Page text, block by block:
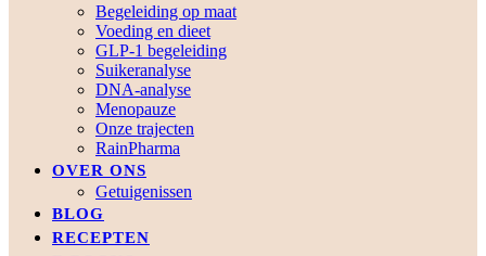
Begeleiding op maat
Voeding en dieet
GLP-1 begeleiding
Suikeranalyse
DNA-analyse
Menopauze
Onze trajecten
RainPharma
OVER ONS
Getuigenissen
BLOG
RECEPTEN